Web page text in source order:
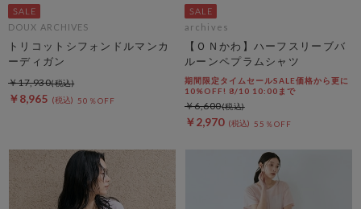
DOUX ARCHIVES
トリコットシフォンドルマンカ
ーディガン
￥8,965 50％OFF
￥17,930
archives
【ＯＮかわ】ハーフスリーブバ
ルーンペプラムシャツ
期間限定タイムセールSALE価格から更に
10%OFF! 8/10 10:00まで
￥2,970 55％OFF
￥6,600